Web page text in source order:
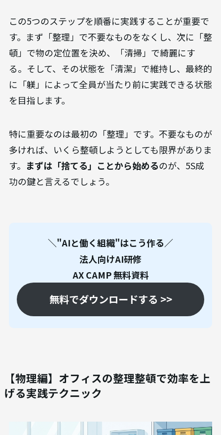
この5つのステップを順番に実践することが重要で
す。まず「整理」で不要なものをなくし、次に「整
頓」で物の定位置を決め、「清掃」で綺麗にす
る。そして、その状態を「清潔」で維持し、最終的
に「躾」によって全員が当たり前に実践できる状態
を目指します。
特に重要なのは最初の「整理」です。不要なものが
多ければ、いくら整頓しようとしても限界がありま
す。 まずは「捨てる」ことから始めるのが、5S成
功の鍵と言えるでしょう。
＼"AIと働く組織"はこう作る／
AX CAMP 無料資料
無料でダウンロードする >>